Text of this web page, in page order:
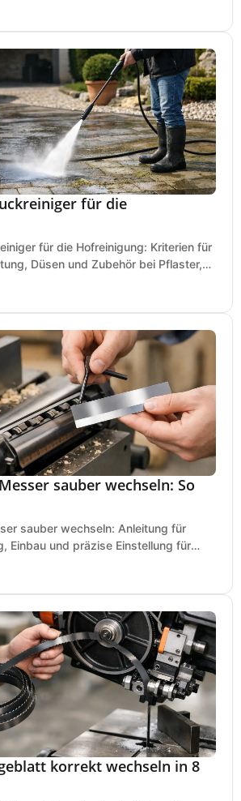
für die
für die Hofreinigung: Kriterien für
Düsen und Zubehör bei Pflaster,
sauber wechseln: So
sauber wechseln: Anleitung für
Einbau und präzise Einstellung für
korrekt wechseln in 8